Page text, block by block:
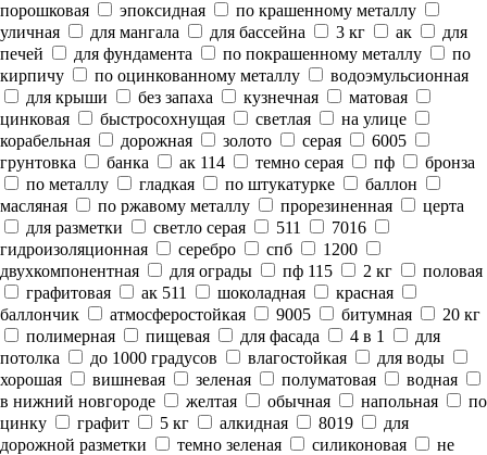
порошковая
эпоксидная
по крашенному металлу
уличная
для мангала для бассейна 3 кг ак
для
печей
для фундамента по покрашенному металлу
по
кирпичу
по оцинкованному металлу
водоэмульсионная
для крыши
без запаха кузнечная
матовая
цинковая
быстросохнущая светлая
на улице
корабельная
дорожная золото серая
6005
грунтовка
банка ак 114 темно серая пф
бронза
по металлу
гладкая по штукатурке
баллон
масляная
по ржавому металлу прорезиненная
церта
для разметки
светло серая 511
7016
гидроизоляционная
серебро спб
1200
двухкомпонентная
для ограды пф 115 2 кг
половая
графитовая
ак 511 шоколадная
красная
баллончик
атмосферостойкая 9005 битумная
20 кг
полимерная
пищевая для фасада 4 в 1
для
потолка
до 1000 градусов влагостойкая
для воды
хорошая
вишневая зеленая полуматовая
водная
в нижний новгороде
желтая обычная напольная
по
цинку
графит 5 кг алкидная 8019
для
дорожной разметки
темно зеленая силиконовая
не